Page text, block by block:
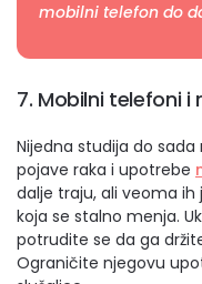
mobilni telefon do
7. Mobilni telefoni
Nijedna studija do
pojave raka i upotrebe
dalje traju, ali veoma
koja se stalno menja.
potrudite se da ga
Ograničite njegovu